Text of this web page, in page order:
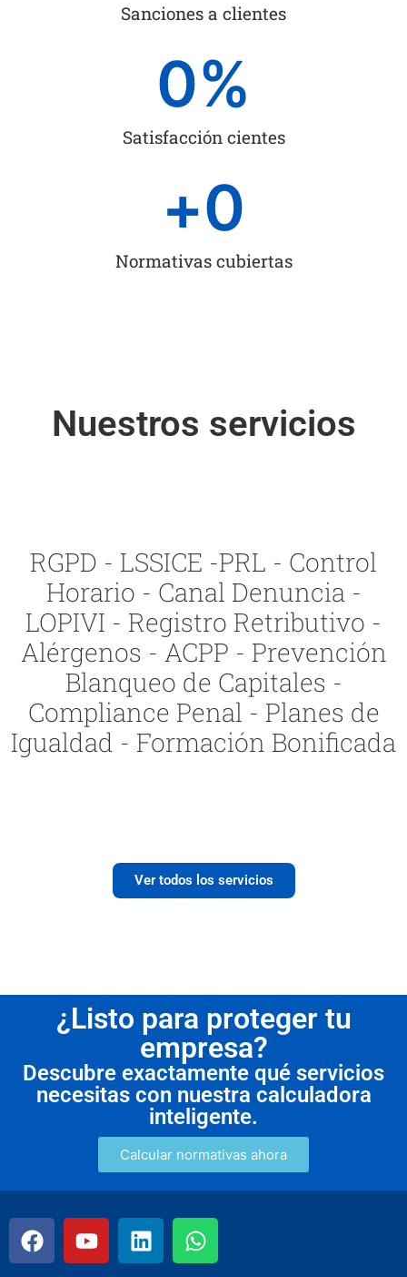
Sanciones a clientes
Satisfacción cientes
0%
Normativas cubiertas
+0
Nuestros servicios
RGPD - LSSICE -PRL - Control
Horario - Canal Denuncia -
LOPIVI - Registro Retributivo -
Alérgenos - ACPP - Prevención
Blanqueo de Capitales -
Compliance Penal - Planes de
Igualdad - Formación Bonificada
Ver todos los servicios
¿Listo para proteger tu
empresa?
Descubre exactamente qué servicios
necesitas con nuestra calculadora
inteligente.
Calcular normativas ahora